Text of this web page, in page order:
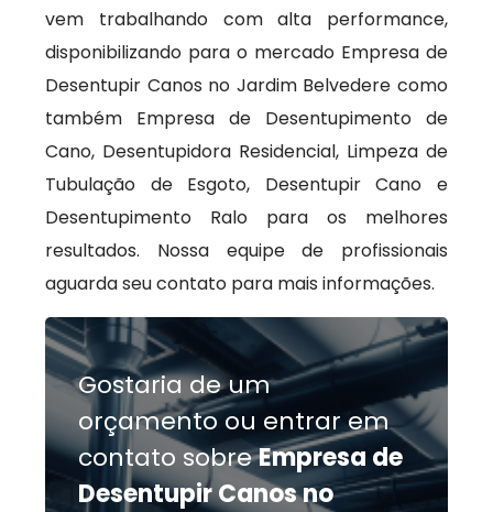
vem trabalhando com alta performance,
disponibilizando para o mercado Empresa de
Desentupir Canos no Jardim Belvedere como
também Empresa de Desentupimento de
Cano, Desentupidora Residencial, Limpeza de
Tubulação de Esgoto, Desentupir Cano e
Desentupimento Ralo para os melhores
resultados. Nossa equipe de profissionais
aguarda seu contato para mais informações.
Gostaria de um
orçamento ou entrar em
contato sobreEmpresa de
Desentupir Canos no